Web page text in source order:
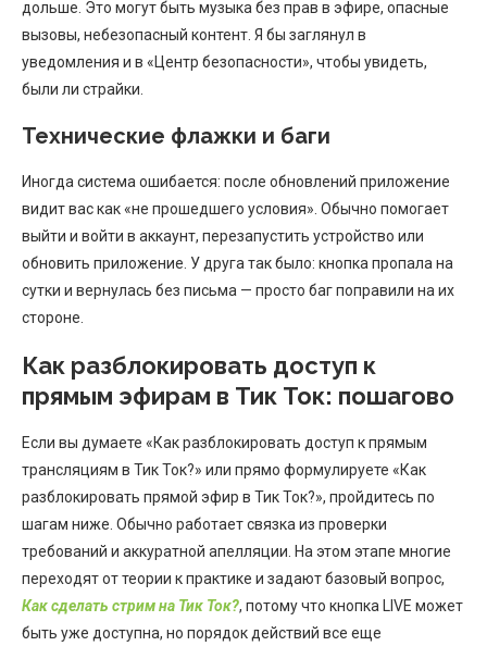
дольше. Это могут быть музыка без прав в эфире, опасные
вызовы, небезопасный контент. Я бы заглянул в
уведомления и в «Центр безопасности», чтобы увидеть,
были ли страйки.
Технические флажки и баги
Иногда система ошибается: после обновлений приложение
видит вас как «не прошедшего условия». Обычно помогает
выйти и войти в аккаунт, перезапустить устройство или
обновить приложение. У друга так было: кнопка пропала на
сутки и вернулась без письма — просто баг поправили на их
стороне.
Как разблокировать доступ к
прямым эфирам в Тик Ток: пошагово
Если вы думаете «Как разблокировать доступ к прямым
трансляциям в Тик Ток?» или прямо формулируете «Как
разблокировать прямой эфир в Тик Ток?», пройдитесь по
шагам ниже. Обычно работает связка из проверки
требований и аккуратной апелляции. На этом этапе многие
переходят от теории к практике и задают базовый вопрос,
Как сделать стрим на Тик Ток?, потому что кнопка LIVE может
быть уже доступна, но порядок действий все еще